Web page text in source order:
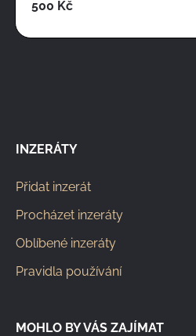
500 Kč
INZERÁTY
Přidat inzerát
Procházet inzeráty
Oblíbené inzeráty
Pravidla používání
MOHLO BY VÁS ZAJÍMAT